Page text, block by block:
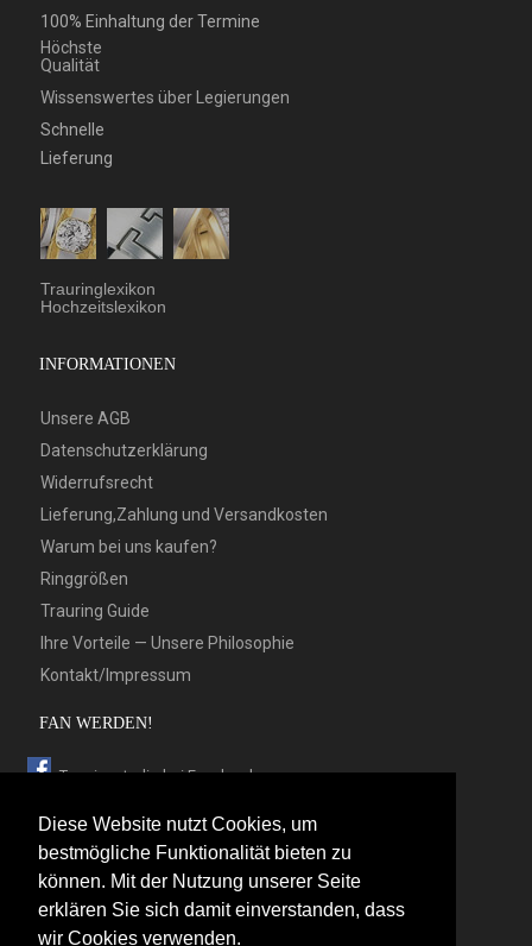
Diese Website nutzt Cookies, um
bestmögliche Funktionalität bieten zu
können. Mit der Nutzung unserer Seite
erklären Sie sich damit einverstanden, dass
wir Cookies verwenden.
100% Einhaltung der Termine
Höchste
Qualität
Wissenswertes über Legierungen
Schnelle
Lieferung
Trauringlexikon
Hochzeitslexikon
INFORMATIONEN
Unsere AGB
Datenschutzerklärung
Widerrufsrecht
Lieferung,Zahlung und Versandkosten
Warum bei uns kaufen?
Ringgrößen
Trauring Guide
Ihre Vorteile — Unsere Philosophie
Kontakt/Impressum
FAN WERDEN!
Trauringstudio bei Facebook
Trauringstudio bei Twitter
Trauringstudio bei Pinterest
Trauringstudio bei flickr